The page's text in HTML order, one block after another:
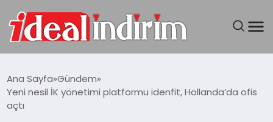
BILGISAYAR
Ana Sayfa Gündem
Yeni nesil İK yönetimi platformu idenfit, Hollanda’da ofis
açtı